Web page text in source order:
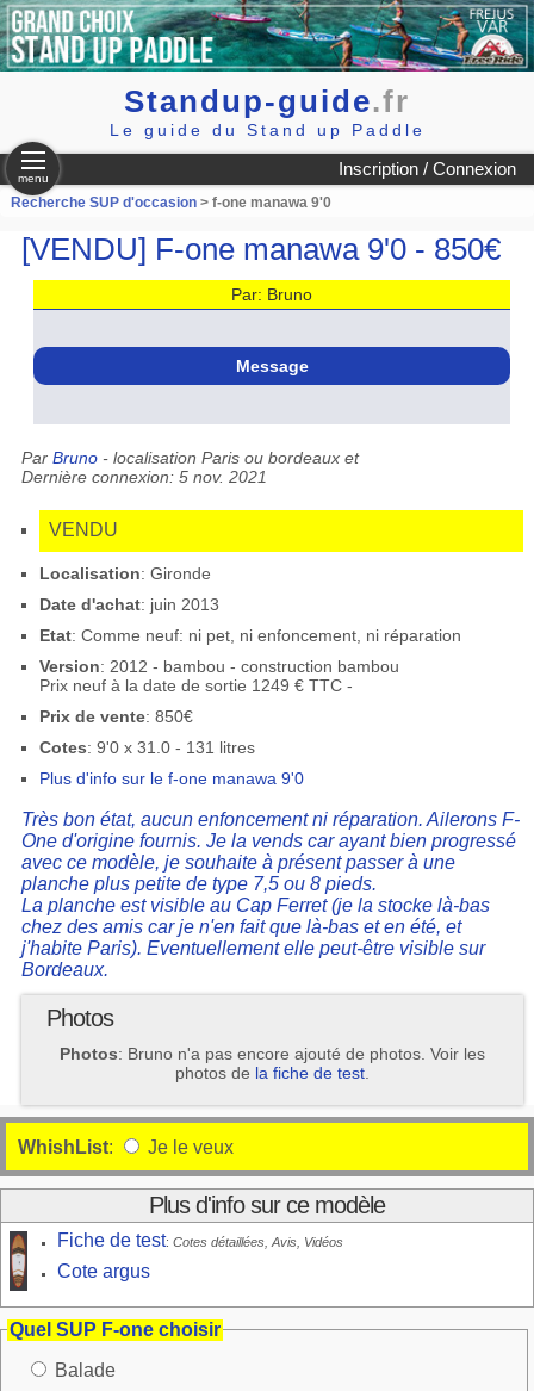
Standup-guide.fr
Le guide du Stand up Paddle
Inscription / Connexion
menu
Recherche SUP d'occasion> f-one manawa 9'0
[VENDU] F-one manawa 9'0 - 850€
Par: Bruno
Message
Par Bruno- localisation Paris ou bordeaux et
Dernière connexion: 5 nov. 2021
VENDU
Localisation: Gironde
Date d'achat: juin 2013
Etat: Comme neuf: ni pet, ni enfoncement, ni réparation
Version: 2012 - bambou - construction bambou
Prix neuf à la date de sortie 1249 € TTC -
Prix de vente: 850€
Cotes: 9'0 x 31.0 - 131 litres
Plus d'info sur le f-one manawa 9'0
Très bon état, aucun enfoncement ni réparation. Ailerons F-
One d'origine fournis. Je la vends car ayant bien progressé
avec ce modèle, je souhaite à présent passer à une
planche plus petite de type 7,5 ou 8 pieds.
La planche est visible au Cap Ferret (je la stocke là-bas
chez des amis car je n'en fait que là-bas et en été, et
j'habite Paris). Eventuellement elle peut-être visible sur
Bordeaux.
Photos
Photos: Bruno n'a pas encore ajouté de photos. Voir les
photos de la fiche de test.
WhishList: Je le veux
Plus d'info sur ce modèle
Fiche de test:Cotes détaillées, Avis, Vidéos
Cote argus
Quel SUP F-one choisir
Balade